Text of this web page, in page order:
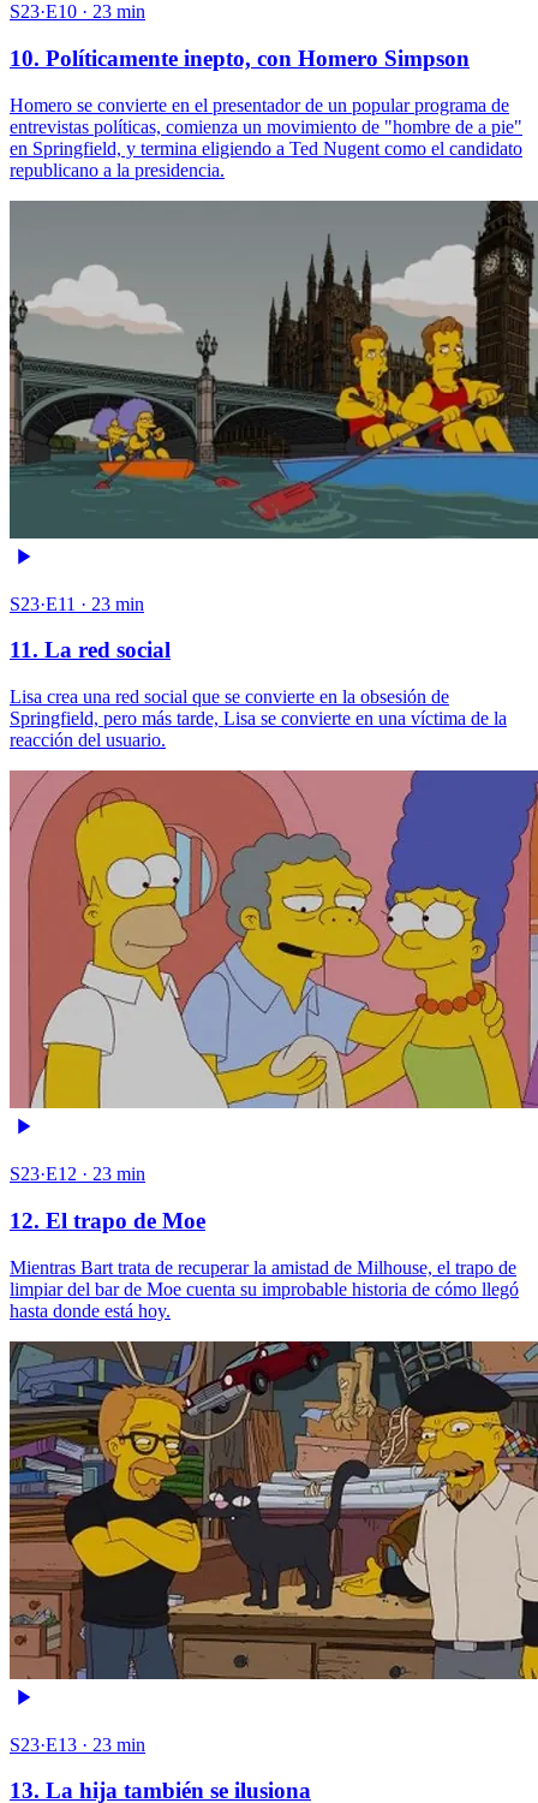
S23·E10 · 23 min
10. Políticamente inepto, con Homero Simpson
Homero se convierte en el presentador de un popular programa de
entrevistas políticas, comienza un movimiento de "hombre de a pie"
en Springfield, y termina eligiendo a Ted Nugent como el candidato
republicano a la presidencia.
S23·E11 · 23 min
11. La red social
Lisa crea una red social que se convierte en la obsesión de
Springfield, pero más tarde, Lisa se convierte en una víctima de la
reacción del usuario.
S23·E12 · 23 min
12. El trapo de Moe
Mientras Bart trata de recuperar la amistad de Milhouse, el trapo de
limpiar del bar de Moe cuenta su improbable historia de cómo llegó
hasta donde está hoy.
S23·E13 · 23 min
13. La hija también se ilusiona